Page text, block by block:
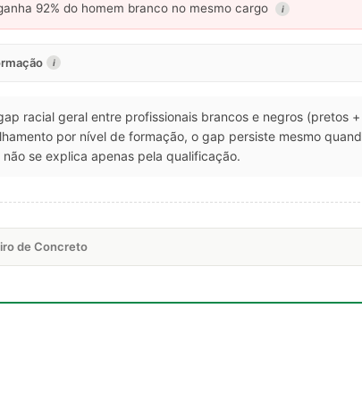
92% do homem branco no mesmo cargo i
i
racial geral entre profissionais brancos e negros (pretos
por nível de formação, o gap persiste mesmo
se explica apenas pela qualificação.
de Concreto